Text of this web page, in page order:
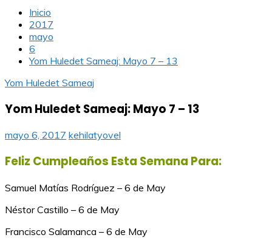
Inicio
2017
mayo
6
Yom Huledet Sameaj: Mayo 7 – 13
Yom Huledet Sameaj
Yom Huledet Sameaj: Mayo 7 – 13
mayo 6, 2017 kehilatyovel
Feliz Cumpleaños Esta Semana Para:
Samuel Matías Rodríguez – 6 de May
Néstor Castillo – 6 de May
Francisco Salamanca – 6 de May